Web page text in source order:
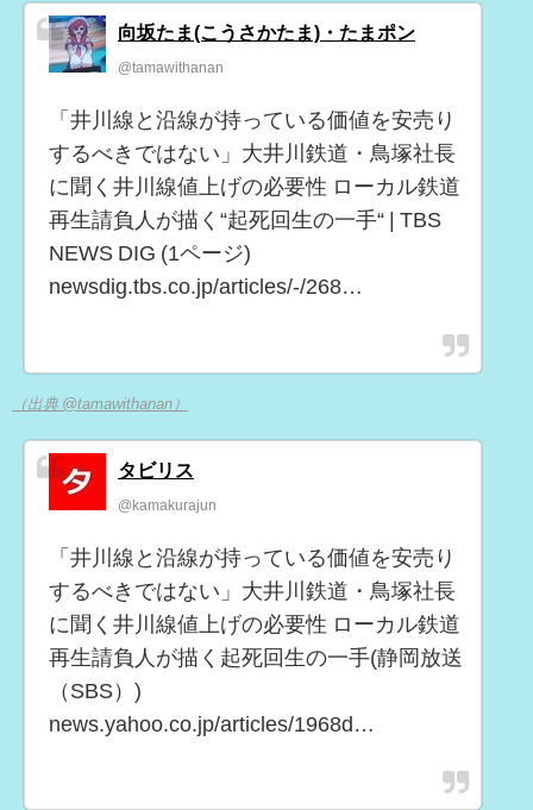
向坂たま(こうさかたま)・たまポン
@tamawithanan
「井川線と沿線が持っている価値を安売り
するべきではない」大井川鉄道・鳥塚社長
に聞く井川線値上げの必要性 ローカル鉄道
再生請負人が描く“起死回生の一手“ | TBS
NEWS DIG (1ページ)
newsdig.tbs.co.jp/articles/-/268…
（出典 @tamawithanan）
タビリス
@kamakurajun
「井川線と沿線が持っている価値を安売り
するべきではない」大井川鉄道・鳥塚社長
に聞く井川線値上げの必要性 ローカル鉄道
再生請負人が描く起死回生の一手(静岡放送
（SBS）)
news.yahoo.co.jp/articles/1968d…